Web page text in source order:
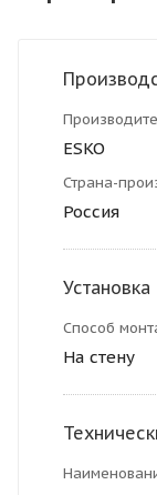
ESKO
Страна-
Россия
Установка
Способ
На стену